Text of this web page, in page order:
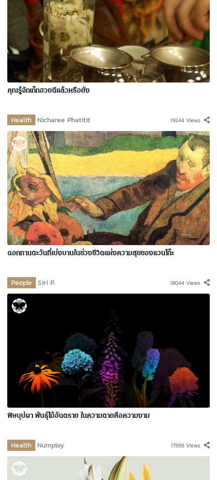
คุณรู้จักเก๊กฮวยดีแล้วหรือยัง
Health Nicharee Phatitit 19244 Views
ดอกทานตะวันที่เบ่งบานในช่วงชีวิตแห่งความสุขของแวนโก๊ะ
People Siri P. 18044 Views
พิษบุปผา พันธุ์ไม้อันตราย ในความตายคือความงาม
Health Numploy 17999 Views